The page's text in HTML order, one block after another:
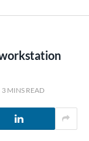
3 MINS READ